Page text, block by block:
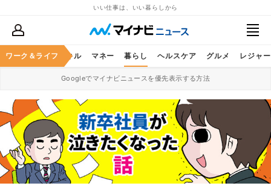
いい仕事は、いい暮らしから
ワーク＆ライフ
ア ビジネススキル マネー 暮らし ヘルスケア グルメ レジャー
Googleでマイナビニュースを優先表示する方法